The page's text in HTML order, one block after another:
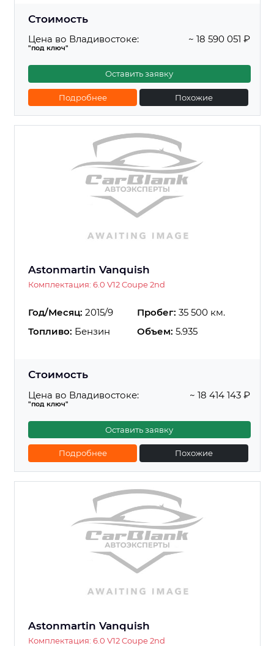
Стоимость
Цена во Владивостоке:
"под ключ"
~ 18 590 051 ₽
Оставить заявку
Подробнее Похожие
Astonmartin Vanquish
Комплектация: 6.0 V12 Coupe 2nd
Год/Месяц: 2015/9 Пробег: 35 500 км.
Топливо: Бензин Объем: 5.935
Стоимость
Цена во Владивостоке:
"под ключ"
~ 18 414 143 ₽
Оставить заявку
Подробнее Похожие
Astonmartin Vanquish
Комплектация: 6.0 V12 Coupe 2nd